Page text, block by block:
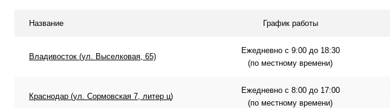
Название График работы
Владивосток (ул. Выселковая, 65)
Ежедневно с 9:00 до 18:30
(по местному времени)
Краснодар (ул. Сормовская 7, литер ц)
Ежедневно с 8:00 до 17:00
(по местному времени)